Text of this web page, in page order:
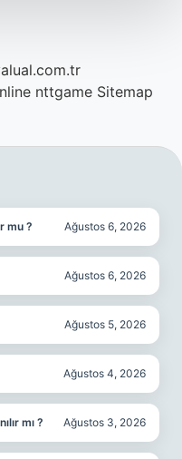
nttgame Sitemap
mu ? Ağustos 6, 2026
Ağustos 6, 2026
Ağustos 5, 2026
Ağustos 4, 2026
mı ? Ağustos 3, 2026